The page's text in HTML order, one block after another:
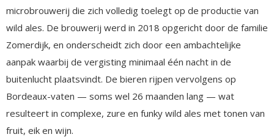
microbrouwerij die zich volledig toelegt op de productie van
wild ales. De brouwerij werd in 2018 opgericht door de familie
Zomerdijk, en onderscheidt zich door een ambachtelijke
aanpak waarbij de vergisting minimaal één nacht in de
buitenlucht plaatsvindt. De bieren rijpen vervolgens op
Bordeaux-vaten — soms wel 26 maanden lang — wat
resulteert in complexe, zure en funky wild ales met tonen van
fruit, eik en wijn.